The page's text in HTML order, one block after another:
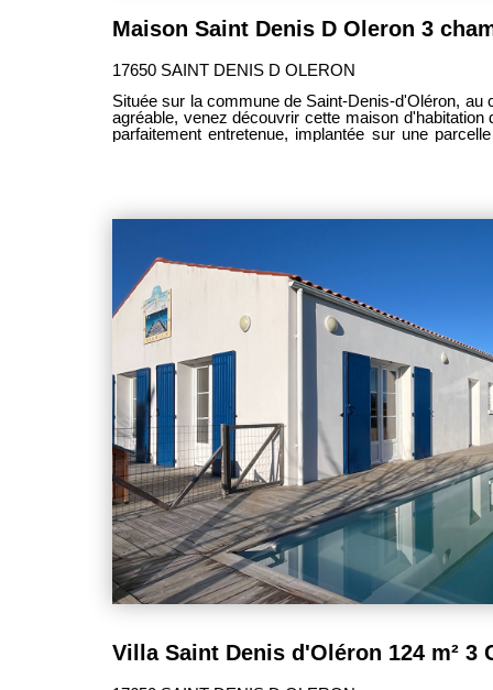
17650 SAINT DENIS D OLERON
Située sur la commune de Saint-Denis-d'Oléron, au
agréable, venez découvrir cette maison d'habitation
parfaitement entretenue, implantée sur une